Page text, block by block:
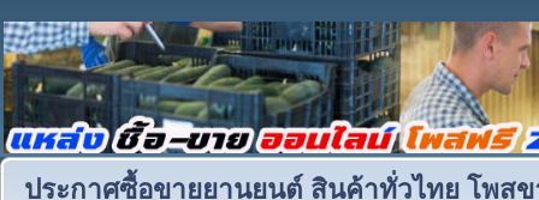
ประกาศซื้อขายยานยนต์ สินค้าทั่วไทย โพส